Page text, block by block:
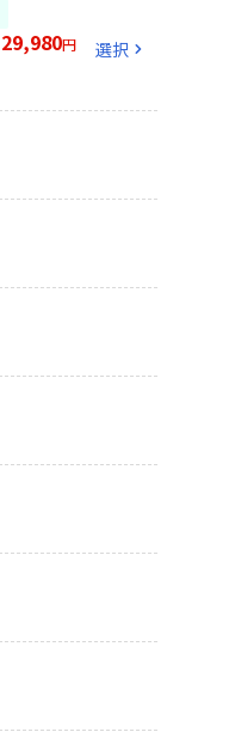
29,980円 選択 chevron_right